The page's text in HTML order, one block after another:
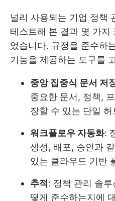
널리 사용되는 기업 정책
테스트해 본 결과 몇 가지
었습니다. 규정을 준수하
기능을 제공하는 도구를
중앙 집중식 문서 저
중요한 문서, 정책,
장할 수 있는 단일
워크플로우 자동화:
생성, 배포, 승인과
있는 클라우드 기반
추적 : 정책 관리 솔
떻게 준수하는지에